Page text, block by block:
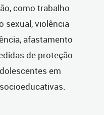
como trabalho
sexual, violência
afastamento
de proteção
em